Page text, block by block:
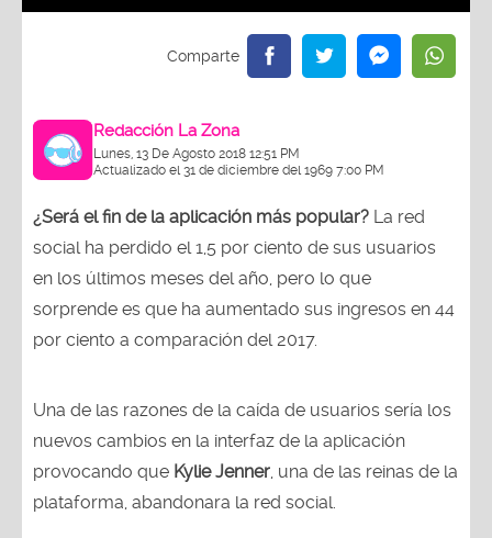
Redacción La Zona
Lunes, 13 De Agosto 2018 12:51 PM
Actualizado el 31 de diciembre del 1969 7:00 PM
¿Será el fin de la aplicación más popular? La red
social ha perdido el 1,5 por ciento de sus usuarios
en los últimos meses del año, pero lo que
sorprende es que ha aumentado sus ingresos en 44
por ciento a comparación del 2017.
Una de las razones de la caída de usuarios sería los
nuevos cambios en la interfaz de la aplicación
provocando que Kylie Jenner , una de las reinas de la
plataforma, abandonara la red social.